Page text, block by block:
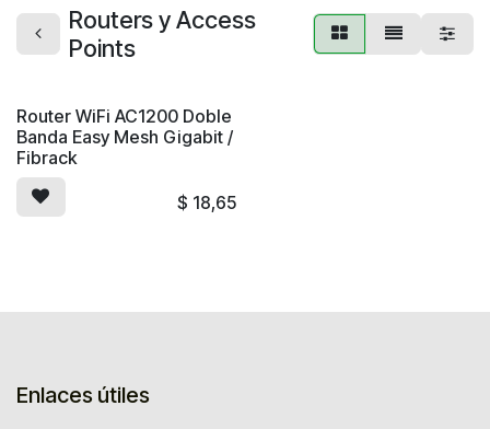
Routers y Access
Points
Router WiFi AC1200 Doble
Banda Easy Mesh Gigabit /
Fibrack
$ 18,65
Enlaces útiles